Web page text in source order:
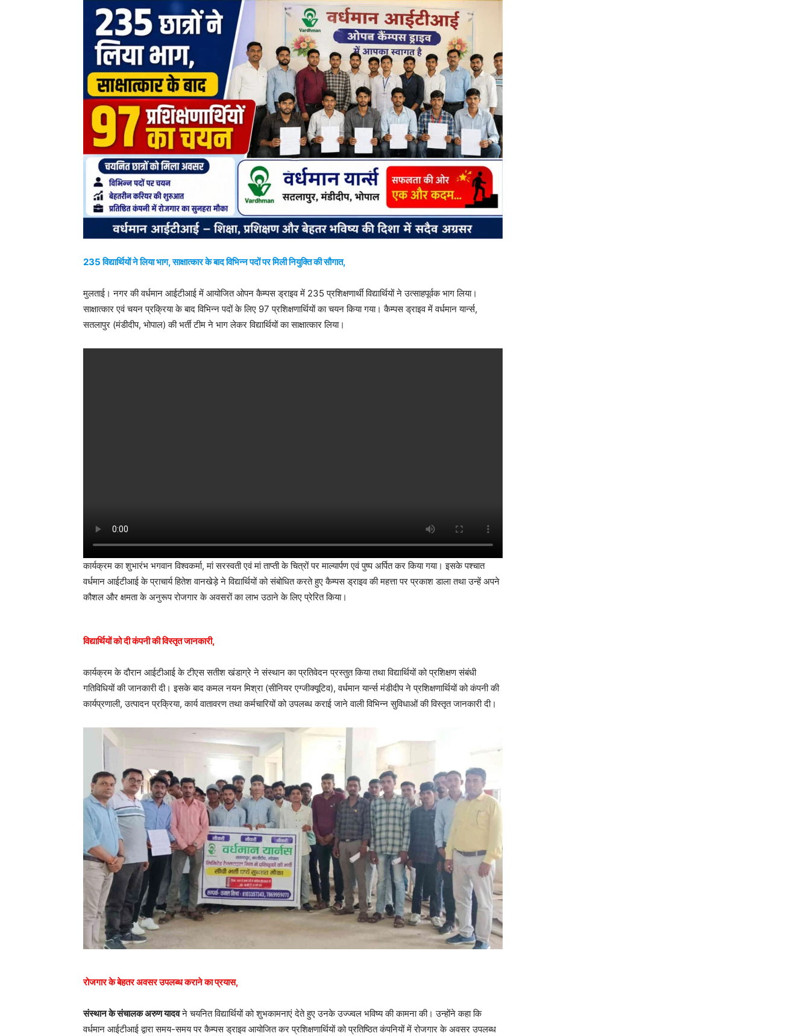
235 विद्यार्थियों ने लिया भाग, साक्षात्कार के बाद विभिन्न पदों पर मिली नियुक्ति की सौगात,
मुलताई। नगर की वर्धमान आईटीआई में आयोजित ओपन कैम्पस ड्राइव में 235 प्रशिक्षणार्थी विद्यार्थियों ने उत्साहपूर्वक भाग लिया।
साक्षात्कार एवं चयन प्रक्रिया के बाद विभिन्न पदों के लिए 97 प्रशिक्षणार्थियों का चयन किया गया। कैम्पस ड्राइव में वर्धमान यार्न्स,
सतलापुर (मंडीदीप, भोपाल) की भर्ती टीम ने भाग लेकर विद्यार्थियों का साक्षात्कार लिया।
कार्यक्रम का शुभारंभ भगवान विश्वकर्मा, मां सरस्वती एवं मां ताप्ती के चित्रों पर माल्यार्पण एवं पुष्प अर्पित कर किया गया। इसके पश्चात
वर्धमान आईटीआई के प्राचार्य हितेश वानखेड़े ने विद्यार्थियों को संबोधित करते हुए कैम्पस ड्राइव की महत्ता पर प्रकाश डाला तथा उन्हें अपने
कौशल और क्षमता के अनुरूप रोजगार के अवसरों का लाभ उठाने के लिए प्रेरित किया।
विद्यार्थियों को दी कंपनी की विस्तृत जानकारी,
कार्यक्रम के दौरान आईटीआई के टीएस सतीश खंडाग्रे ने संस्थान का प्रतिवेदन प्रस्तुत किया तथा विद्यार्थियों को प्रशिक्षण संबंधी
गतिविधियों की जानकारी दी। इसके बाद कमल नयन मिश्रा (सीनियर एग्जीक्यूटिव), वर्धमान यार्न्स मंडीदीप ने प्रशिक्षणार्थियों को कंपनी की
कार्यप्रणाली, उत्पादन प्रक्रिया, कार्य वातावरण तथा कर्मचारियों को उपलब्ध कराई जाने वाली विभिन्न सुविधाओं की विस्तृत जानकारी दी।
रोजगार के बेहतर अवसर उपलब्ध कराने का प्रयास,
संस्थान के संचालक अरुण यादवने चयनित विद्यार्थियों को शुभकामनाएं देते हुए उनके उज्ज्वल भविष्य की कामना की। उन्होंने कहा कि
वर्धमान आईटीआई द्वारा समय-समय पर कैम्पस ड्राइव आयोजित कर प्रशिक्षणार्थियों को प्रतिष्ठित कंपनियों में रोजगार के अवसर उपलब्ध